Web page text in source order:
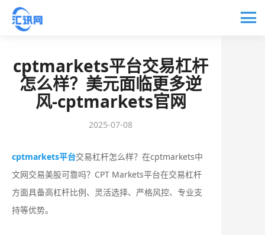
cptmarkets平台交易杠杆
怎么样？美元面临更多逆
风-cptmarkets官网
2025-07-08
cptmarkets平台交易杠杆怎么样？在cptmarkets中
文网交易美股可靠吗？CPT Markets平台在交易杠杆
方面具备高杠杆比例、灵活选择、严格风控、专业支
持等优势。